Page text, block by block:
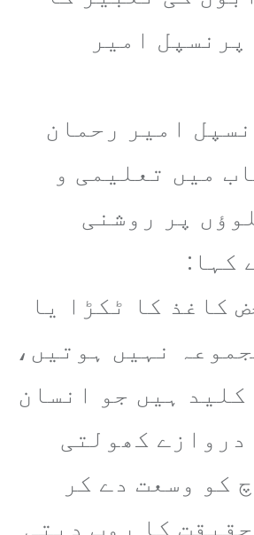
امیر
امیر رحمان
میں تعلیمی و
پر روشنی
کہا:
کاغذ کا ٹکڑا یا
نہیں ہوتیں،
کلید ہیں جو انسان
دروازے کھولتی
کو وسعت دے کر
کا روپ دیتی